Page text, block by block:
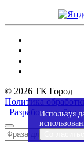
© 2026 ТК Город
Политика
Разработка сайта
Используя